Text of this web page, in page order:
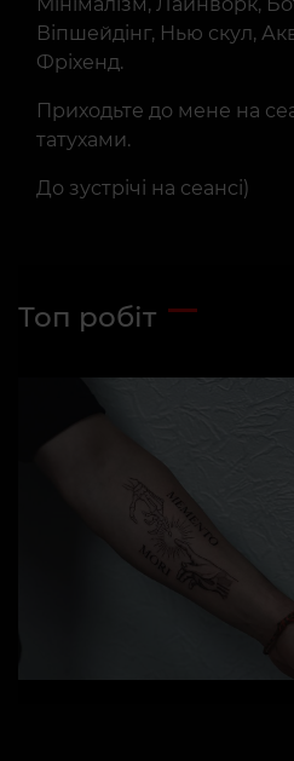
Віпшейдінг, Нью скул,
Фріхенд.
Приходьте до мене на
татухами.
До зустрічі на сеансі)
Топ робіт